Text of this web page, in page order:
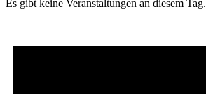
Es gibt keine Veranstaltungen an diesem Tag.